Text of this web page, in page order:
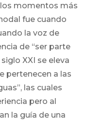
momentos más
fue cuando
la voz de
de “ser parte
XXI se eleva
pertenecen a las
las cuales
pero al
la guía de una